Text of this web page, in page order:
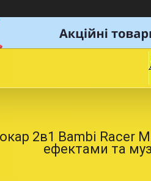
2в1 Bambi Racer
ефектами та